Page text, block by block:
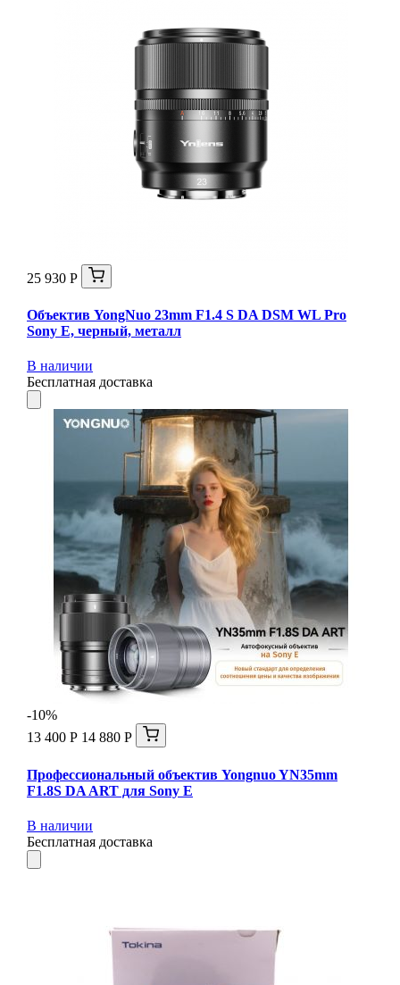
25 930 Р
Объектив YongNuo 23mm F1.4 S DA DSM WL Pro
Sony E, черный, металл
В наличии
Бесплатная доставка
-10%
13 400 Р 14 880 Р
Профессиональный объектив Yongnuo YN35mm
F1.8S DA ART для Sony E
В наличии
Бесплатная доставка